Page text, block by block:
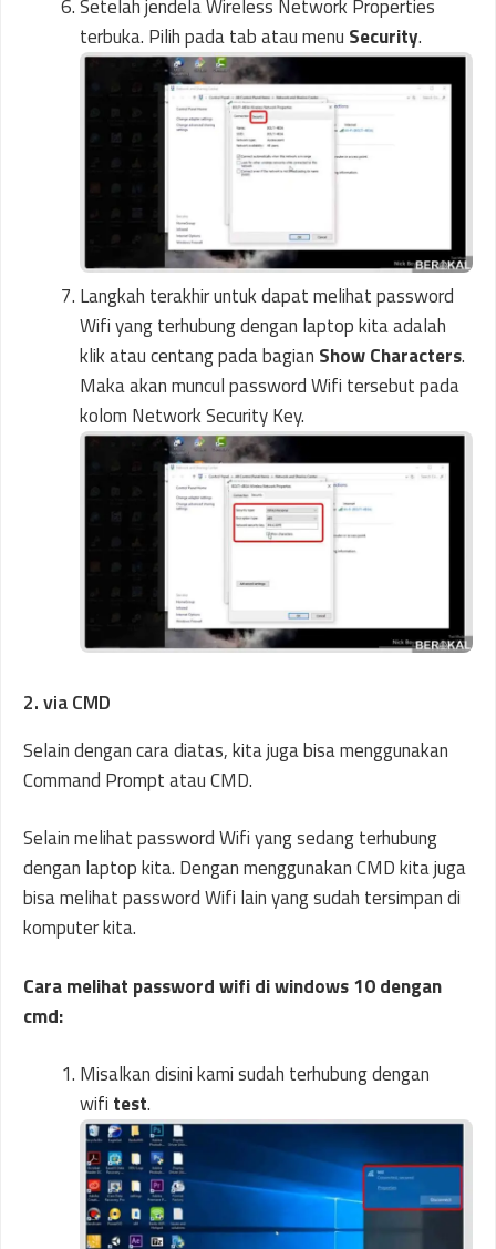
Setelah jendela Wireless Network Properties
terbuka. Pilih pada tab atau menu Security.
Langkah terakhir untuk dapat melihat password
Wifi yang terhubung dengan laptop kita adalah
klik atau centang pada bagian Show Characters.
Maka akan muncul password Wifi tersebut pada
kolom Network Security Key.
2. via CMD
Selain dengan cara diatas, kita juga bisa menggunakan
Command Prompt atau CMD.
Selain melihat password Wifi yang sedang terhubung
dengan laptop kita. Dengan menggunakan CMD kita juga
bisa melihat password Wifi lain yang sudah tersimpan di
komputer kita.
Cara melihat password wifi di windows 10 dengan
cmd:
Misalkan disini kami sudah terhubung dengan
wifi test.